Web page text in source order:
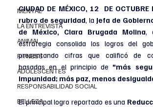
MENTAL
LA ENTREVISTA
ANIMAL
FITNESS
ADOLESCENTES
RESPONSABILIDAD SOCIAL
BELLEZA
CIUDAD DE MÉXICO, 12  DE
rubro de seguridad, la Jefa de
de México, Clara Brugada Molina,
estrategia consolida los logros del
presentando cifras que calificó de
basadas en el principio de "más
impunidad; más paz, menos
El principal logro reportado es una